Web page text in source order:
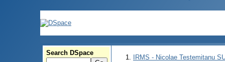
Search DSpace
IRMS - Nicolae Testemitanu